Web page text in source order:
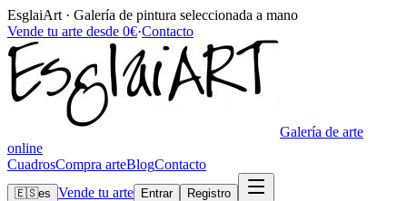
EsglaiArt · Galería de pintura seleccionada a mano
Vende tu arte desde 0€·Contacto
Galería de arte
online
CuadrosCompra arteBlogContacto
🇪🇸es Vende tu arte Entrar Registro